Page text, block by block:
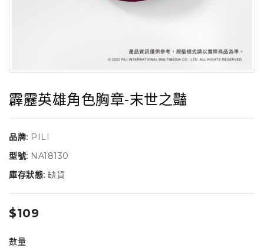
霹靂英雄角色胸章-末世之豔
品牌: PILI
型號: NA18130
庫存狀態: 缺貨
$109
數量